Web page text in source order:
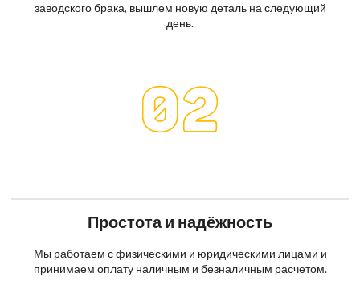
заводского брака, вышлем новую деталь на следующий
день.
Простота и надёжность
Мы работаем с физическими и юридическими лицами и
принимаем оплату наличным и безналичным расчетом.